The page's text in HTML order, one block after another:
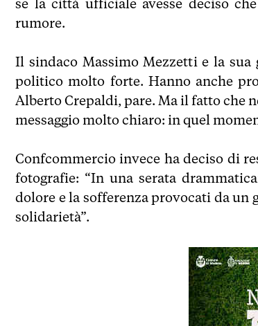
se la città ufficiale avesse deciso
rumore.
Il sindaco Massimo Mezzetti e la
politico molto forte. Hanno anche
Alberto Crepaldi, pare. Ma il fatto che
messaggio molto chiaro: in quel
Confcommercio invece ha deciso di
fotografie: “In una serata
dolore e la sofferenza provocati da un
solidarietà”.